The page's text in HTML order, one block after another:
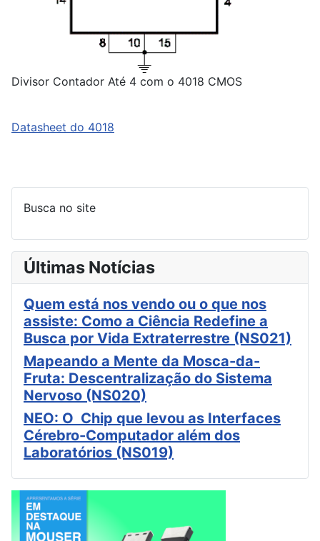
Divisor Contador Até 4 com o 4018 CMOS
Datasheet do 4018
Busca no site
Últimas Notícias
Quem está nos vendo ou o que nos
assiste: Como a Ciência Redefine a
Busca por Vida Extraterrestre (NS021)
Mapeando a Mente da Mosca-da-
Fruta: Descentralização do Sistema
Nervoso (NS020)
NEO: O Chip que levou as Interfaces
Cérebro-Computador além dos
Laboratórios (NS019)